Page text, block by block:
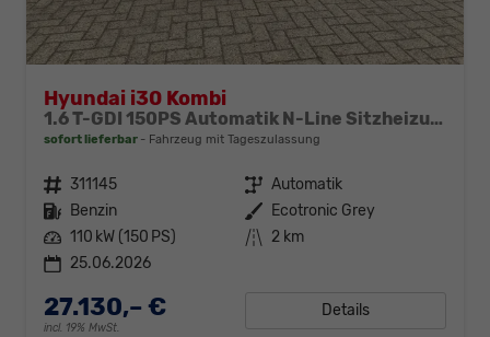
Hyundai i30 Kombi
1.6 T-GDI 150PS Automatik N-Line Sitzheizung Lenkradheizung Klimaautomatik Navi 10,3"-Touchscreen Bluelink Apple CarPlay + Android Auto PDC v+h Rückf.Kamera 18-LM
sofort lieferbar Fahrzeug mit Tageszulassung
Fahrzeugnr. 311145 Getriebe Automatik
Kraftstoff Benzin Außenfarbe Ecotronic Grey
Leistung 110 kW (150 PS) Kilometerstand 2 km
25.06.2026
27.130,– €
incl. 19% MwSt.
Details